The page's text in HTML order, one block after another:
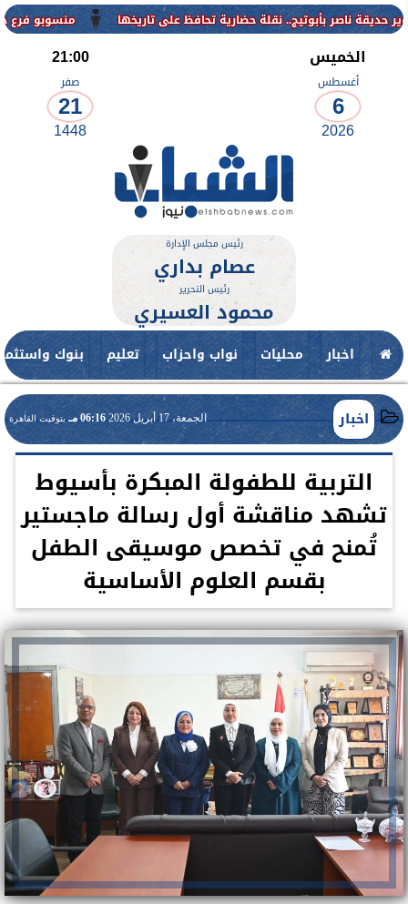
منسوبو فرع جامعة الأزهر
الخميس
أغسطس
6
2026
21:00
صفر
21
1448
رئيس مجلس الإدارة
عصام بداري
رئيس التحرير
محمود العسيري
اخبار محليات نواب واحزاب تعليم بنوك
اخبار الجمعة، 17 أبريل 2026 06:16 مـ بتوقيت القاهرة
التربية للطفولة المبكرة بأسيوط
تشهد مناقشة أول رسالة ماجستير
تُمنح في تخصص موسيقى الطفل
بقسم العلوم الأساسية